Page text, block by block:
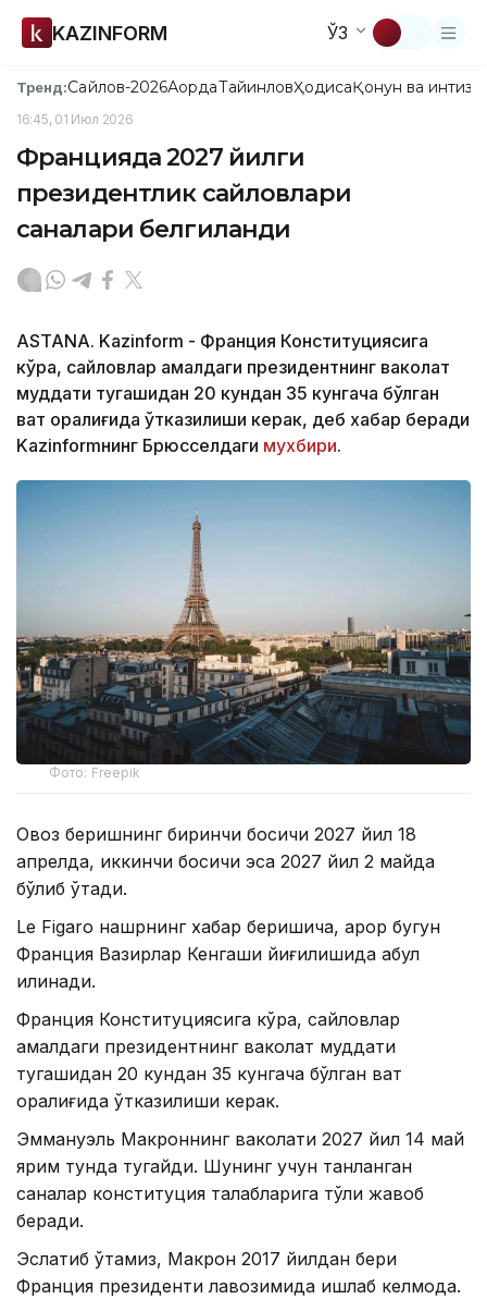
KAZINFORM ЎЗ
Тренд:Сайлов-2026АқордаТайинловҲодисаҚонун ва
16:45, 01 Июл 2026
Францияда 2027 йилги
президентлик сайловлари
саналари белгиланди
ASTANA. Kazinform - Франция Конституциясига
кўра, сайловлар амалдаги президентнинг ваколат
муддати тугашидан 20 кундан 35 кунгача бўлган
вақт оралиғида ўтказилиши керак, деб хабар беради
Kazinformнинг Брюсселдаги мухбири.
Фото: Freepik
Овоз беришнинг биринчи босқичи 2027 йил 18
апрелда, иккинчи босқичи эса 2027 йил 2 майда
бўлиб ўтади.
Le Figaro нашрнинг хабар беришича, қарор бугун
Франция Вазирлар Кенгаши йиғилишида қабул
қилинади.
Франция Конституциясига кўра, сайловлар
амалдаги президентнинг ваколат муддати
тугашидан 20 кундан 35 кунгача бўлган вақт
оралиғида ўтказилиши керак.
Эммануэль Макроннинг ваколати 2027 йил 14 май
ярим тунда тугайди. Шунинг учун танланган
саналар конституция талабларига тўлиқ жавоб
беради.
Эслатиб ўтамиз, Макрон 2017 йилдан бери
Франция президенти лавозимида ишлаб келмоқда.